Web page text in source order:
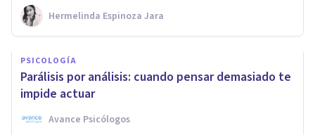
Hermelinda Espinoza Jara
PSICOLOGÍA
Parálisis por análisis: cuando pensar demasiado te
impide actuar
Avance Psicólogos